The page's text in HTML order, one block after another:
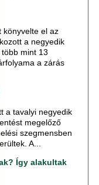
könyvelte el az
a negyedik
mint 13
a zárás
a tavalyi negyedik
megelőző
szegmensben
A...
Így alakultak